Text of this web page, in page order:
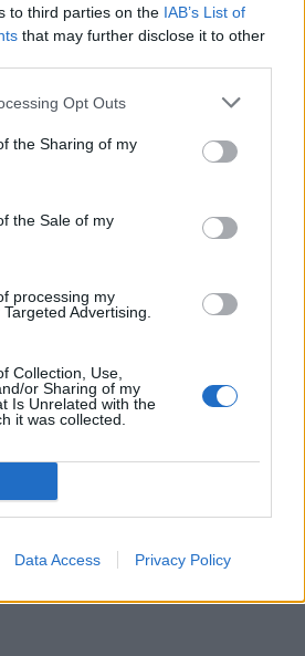
to third parties on the IAB’s List of
that may further disclose it to other
Opt Outs
the Sharing of my
the Sale of my
processing my
Advertising.
Collection, Use,
or Sharing of my
Is Unrelated with the
it was collected.
Data Access Privacy Policy
nedaudz lipīga konsistence.
sterilizē (verdošā ūdenī).
uz 5–10 minūtēm, lai vāks
vai ingveru aromātam.
dzērvenes, plūmēm –
kopā var iegūt ļoti
zapti.